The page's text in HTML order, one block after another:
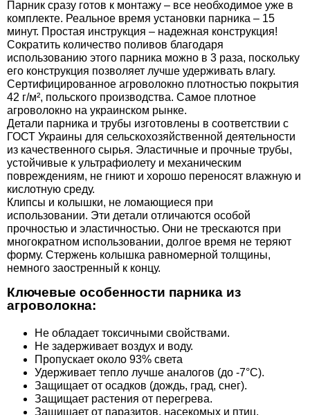
Парник сразу готов к монтажу – все необходимое уже в
комплекте. Реальное время установки парника – 15
минут. Простая инструкция – надежная конструкция!
Сократить количество поливов благодаря
использованию этого парника можно в 3 раза, поскольку
его конструкция позволяет лучше удерживать влагу.
Сертифицированное агроволокно плотностью покрытия
42 г/м², польского производства. Самое плотное
агроволокно на украинском рынке.
Детали парника и трубы изготовлены в соответствии с
ГОСТ Украины для сельскохозяйственной деятельности
из качественного сырья. Эластичные и прочные трубы,
устойчивые к ультрафиолету и механическим
повреждениям, не гниют и хорошо переносят влажную и
кислотную среду.
Клипсы и колышки, не ломающиеся при
использовании. Эти детали отличаются особой
прочностью и эластичностью. Они не трескаются при
многократном использовании, долгое время не теряют
форму. Стержень колышка равномерной толщины,
немного заостренный к концу.
Ключевые особенности парника из
агроволокна:
Не обладает токсичными свойствами.
Не задерживает воздух и воду.
Пропускает около 93% света
Удерживает тепло лучше аналогов (до -7°C).
Защищает от осадков (дождь, град, снег).
Защищает растения от перегрева.
Защищает от паразитов, насекомых и птиц.